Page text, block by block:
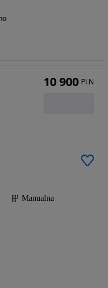
Manualna
10 900 PLN